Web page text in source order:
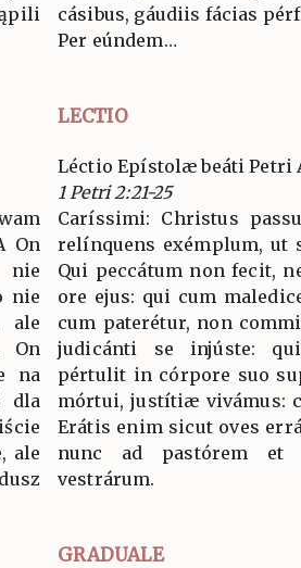
cásibus, gáudiis fácias
Per eúndem…
LECTIO
On
nie
nie
ale
On
na
dla
ale
Léctio Epístolæ beáti Petri
1 Petri 2:21-25
Caríssimi: Christus
relínquens exémplum, ut
Qui peccátum non fecit,
ore ejus: qui cum
cum paterétur, non
judicánti se injúste:
pértulit in córpore suo
mórtui, justítiæ vivámus:
Erátis enim sicut oves
nunc ad pastórem et
vestrárum.
GRADUALE